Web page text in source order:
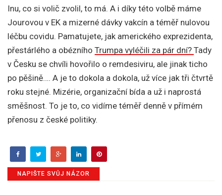
Inu, co si volič zvolil, to má. A i díky této volbě máme
Jourovou v EK a mizerné dávky vakcín a téměř nulovou
léčbu covidu. Pamatujete, jak amerického exprezidenta,
přestárlého a obézního Trumpa vyléčili za pár dní? Tady
v Česku se chvíli hovořilo o remdesiviru, ale jinak ticho
po pěšině…. A je to dokola a dokola, už více jak tři čtvrtě
roku stejné. Mizérie, organizační bída a už i naprostá
směšnost. To je to, co vidíme téměř denně v přímém
přenosu z české politiky.
NAPIŠTE SVŮJ NÁZOR